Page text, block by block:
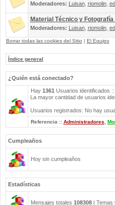
Moderadores: Luisan, riomolin,
Material Técnico y
Moderadores: Luisan, riomolin,
Borrar todas las cookies del Sitio | El Equipo
Índice general
¿Quién está conectado?
Hay 1361 Usuarios identificados
La mayor cantidad de usuarios
Usuarios registrados: No hay
Referencia :: Administradores
Cumpleaños
Hoy sin cumpleaños
Estadísticas
Mensajes totales 108308| Temas